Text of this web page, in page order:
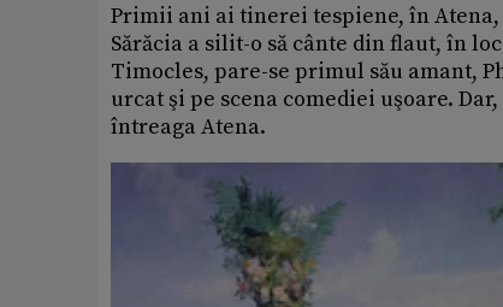
Primii ani ai tinerei tespiene, în
Sărăcia a silit-o să cânte din flaut, în
Timocles, pare-se primul său amant,
urcat şi pe scena comediei uşoare.
întreaga Atena.